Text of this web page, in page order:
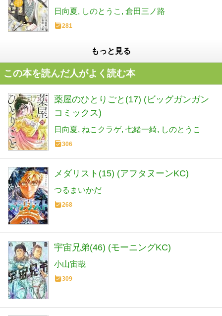
日向夏 しのとうこ 倉田三ノ路
281
もっと見る
この本を読んだ人がよく読む本
薬屋のひとりごと(17) (ビッグガンガン
コミックス)
日向夏 ねこクラゲ 七緒一綺 しのとうこ
306
メダリスト(15) (アフタヌーンKC)
つるまいかだ
268
宇宙兄弟(46) (モーニングKC)
小山宙哉
309